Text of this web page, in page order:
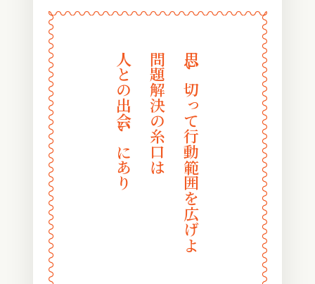
思い切って行動範囲を広げよ
問題解決の糸口は
人との出会いにあり
〰〰〰〰〰〰〰〰〰〰〰〰〰
〰
〰
〰
〰
〰
〰
〰
〰
〰
〰
〰
〰
〰
〰
〰
〰
〰
〰
〰
〰
〰
〰
〰
〰
〰
〰
〰
〰